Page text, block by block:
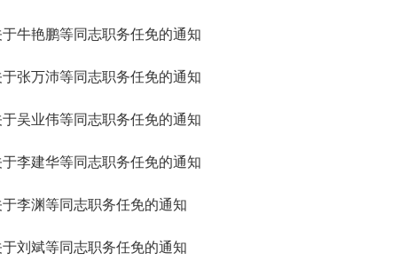
于牛艳鹏等同志职务任免的通知
于张万沛等同志职务任免的通知
于吴业伟等同志职务任免的通知
于李建华等同志职务任免的通知
于李渊等同志职务任免的通知
于刘斌等同志职务任免的通知